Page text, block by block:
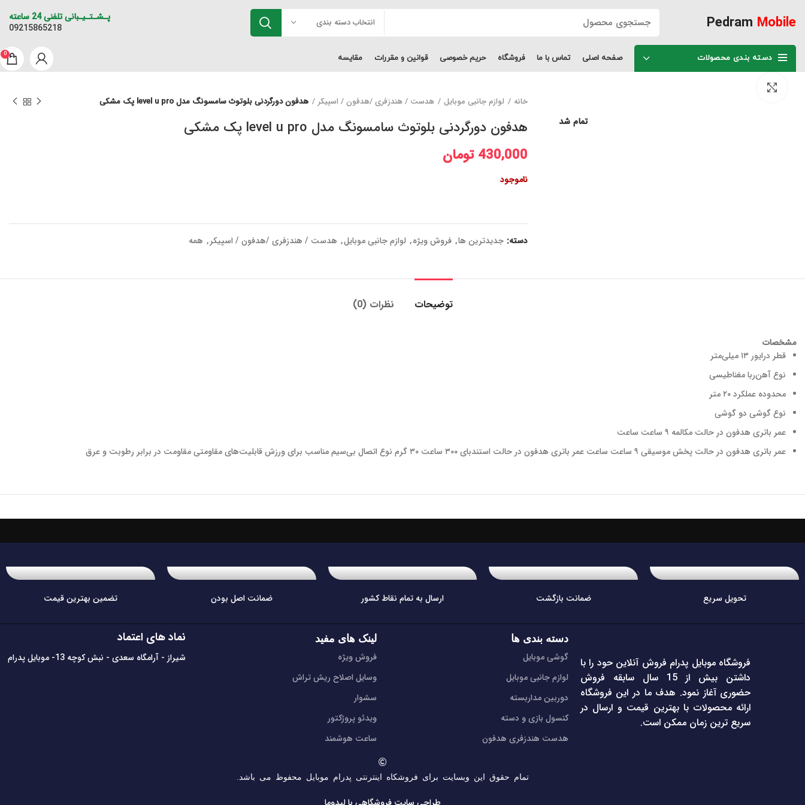
Pedram Mobile انتخاب دسته بندی
پـشـتـیـبانی تلفنی 24 ساعته
09215865218
دسته بندی محصولات صفحه اصلی تماس با ما فروشگاه حریم خصوصی قوانین و مقررات مقایسه 0
تمام شد
خانه
لوازم جانبی موبایل هدست / هندزفری /هدفون / اسپیکر هدفون دورگردنی بلوتوث سامسونگ مدل level u pro پک مشکی
هدفون دورگردنی بلوتوث سامسونگ مدل level u pro پک مشکی
430,000 تومان
ناموجود
دسته: جدیدترین ها, فروش ویژه, لوازم جانبی موبایل, هدست / هندزفری /هدفون / اسپیکر, همه
توضیحات نظرات (0)
مشخصات
قطر درایور ۱۳ میلی‌متر
نوع آهن‌ربامغناطیسی
محدوده عملکرد۲۰ متر
نوع گوشی دو گوشی
عمر باتری هدفون در حالت مکالمه ۹ ساعت ساعت
عمر باتری هدفون در حالت پخش موسیقی ۹ ساعت ساعت عمر باتری هدفون در حالت استندبای۳۰۰ ساعت ۳۰ گرم نوع اتصال بی‌سیممناسب برایورزشقابلیت‌های مقاومتیمقاومت در برابر رطوبت و عرق
تحویل سریع ضمانت بازگشت ارسال به تمام نقاط کشور ضمانت اصل بودن تضمین بهترین قیمت
فروشگاه موبایل پدرام فروش آنلاین حود را با
داشتن بیش از 15 سال سابقه فروش
حضوری آغاز نمود. هدف ما در این فروشگاه
ارائه محصولات با بهترین قیمت و ارسال در
سریع ترین زمان ممکن است.
دسته بندی ها
گوشی موبایل
لوازم جانبی موبایل
دوربین مداربسته
کنسول بازی و دسته
هدست هندزفری هدفون
لینک های مفید
فروش ویژه
وسایل اصلاح ریش تراش
سشوار
ویدئو پروژکتور
ساعت هوشمند
نماد های اعتماد
شیراز - آرامگاه سعدی - نبش کوچه 13- موبایل پدرام
تمام حقوق این وبسایت برای فروشکاه اینترنتی پدرام موبایل محفوظ می باشد.